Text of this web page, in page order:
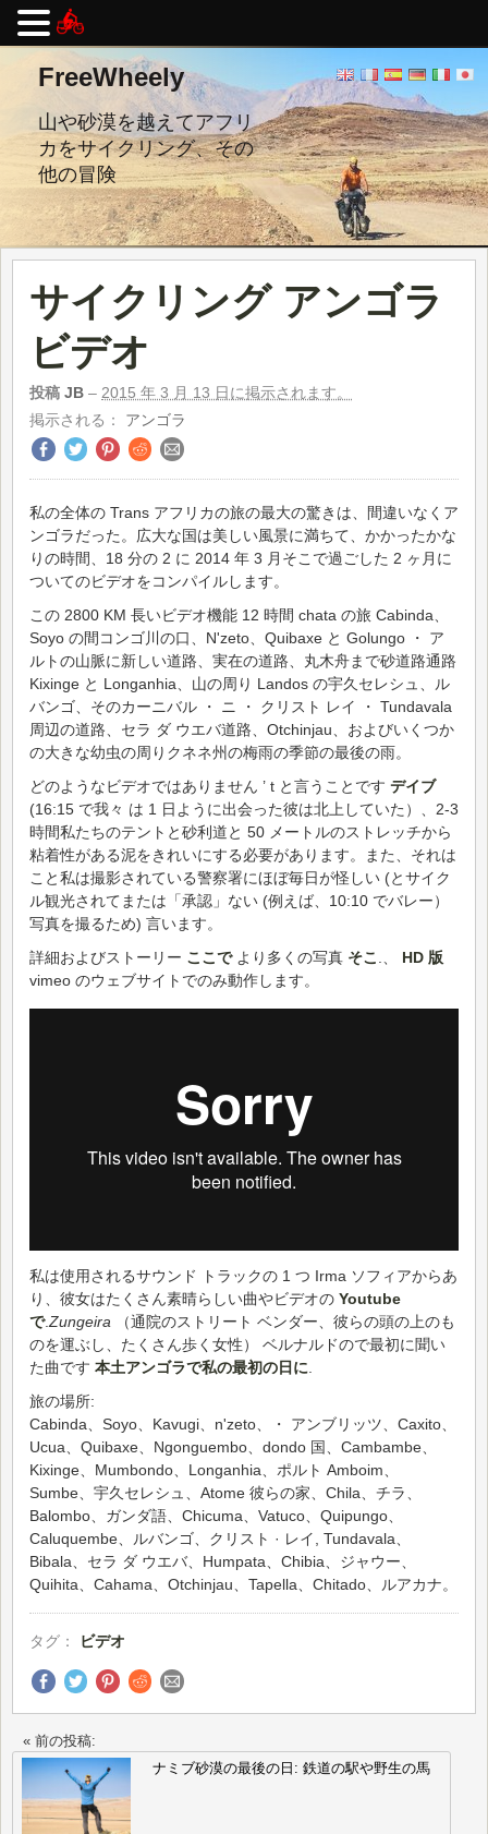
し
FreeWheely
山や砂漠を越えてアフリ
カをサイクリング、その
他の冒険
サイクリング アンゴラ
ビデオ
投稿 JB – 2015 年 3 月 13 日に掲示されます。
掲示される： アンゴラ
私の全体の Trans アフリカの旅の最大の驚きは、間違いなくア
ンゴラだった。広大な国は美しい風景に満ちて、かかったかな
りの時間、18 分の 2 に 2014 年 3 月そこで過ごした 2 ヶ月に
ついてのビデオをコンパイルします。
この 2800 KM 長いビデオ機能 12 時間 chata の旅 Cabinda、
Soyo の間コンゴ川の口、N'zeto、Quibaxe と Golungo ・ ア
ルトの山脈に新しい道路、実在の道路、丸木舟まで砂道路通路
Kixinge と Longanhia、山の周り Landos の宇久セレシュ、ル
バンゴ、そのカーニバル ・ ニ ・ クリスト レイ ・ Tundavala
周辺の道路、セラ ダ ウエバ道路、Otchinjau、およびいくつか
の大きな幼虫の周りクネネ州の梅雨の季節の最後の雨。
どのようなビデオではありません ’ t と言うことです デイブ
(16:15 で我々 は 1 日ように出会った彼は北上していた）、2-3
時間私たちのテントと砂利道と 50 メートルのストレッチから
粘着性がある泥をきれいにする必要があります。また、それは
こと私は撮影されている警察署にほぼ毎日が怪しい (とサイク
ル観光されてまたは「承認」ない (例えば、10:10 でバレー）
写真を撮るため) 言います。
詳細およびストーリー ここでより多くの写真 そこ
HD 版
vimeo のウェブサイトでのみ動作します。
私は使用されるサウンド トラックの 1 つ Irma ソフィアからあ
り、彼女はたくさん素晴らしい曲やビデオの Youtube
で.Zungeira （通院のストリート ベンダー、彼らの頭の上のも
のを運ぶし、たくさん歩く女性） ベルナルドので最初に聞い
た曲です 本土アンゴラで私の最初の日に
旅の場所:
Cabinda、Soyo、Kavugi、n'zeto、・ アンブリッツ、Caxito、
Ucua、Quibaxe、Ngonguembo、dondo 国、Cambambe、
Kixinge、Mumbondo、Longanhia、ポルト Amboim、
Sumbe、宇久セレシュ、Atome 彼らの家、Chila、チラ、
Balombo、ガンダ語、Chicuma、Vatuco、Quipungo、
Caluquembe、ルバンゴ、クリスト · レイ, Tundavala、
Bibala、セラ ダ ウエバ、Humpata、Chibia、ジャウー、
Quihita、Cahama、Otchinjau、Tapella、Chitado、ルアカナ。
タグ： ビデオ
« 前の投稿:
ナミブ砂漠の最後の日: 鉄道の駅や野生の馬